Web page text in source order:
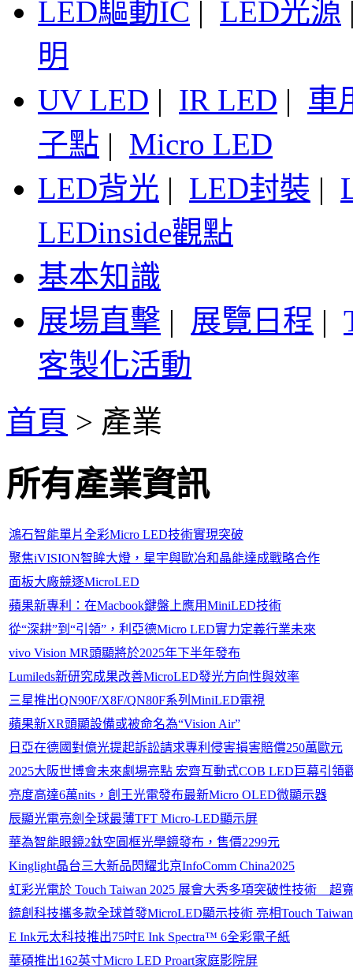
LED驅動IC | LED光源
明
UV LED | IR LED | 車
子點 | Micro LED
LED背光 | LED封裝 |
LEDinside觀點
基本知識
展場直擊 | 展覽日程 |
客製化活動
首頁 > 產業
所有產業資訊
鴻石智能單片全彩Micro LED技術實現突破
聚焦iVISION智眸大燈，星宇與歐冶和晶能達成戰略合作
面板大廠競逐MicroLED
蘋果新專利：在Macbook鍵盤上應用MiniLED技術
從“深耕”到“引領”，利亞德Micro LED實力定義行業未來
vivo Vision MR頭顯將於2025年下半年發布
Lumileds新研究成果改善MicroLED發光方向性與效率
三星推出QN90F/X8F/QN80F系列MiniLED電視
蘋果新XR頭顯設備或被命名為“Vision Air”
日亞在德國對億光提起訴訟請求專利侵害損害賠償250萬歐元
2025大阪世博會未來劇場亮點 宏齊互動式COB LED巨幕引領
亮度高達6萬nits，創王光電發布最新Micro OLED微顯示器
辰顯光電亮劍全球最薄TFT Micro-LED顯示屏
華為智能眼鏡2鈦空圓框光學鏡發布，售價2299元
Kinglight晶台三大新品閃耀北京InfoComm China2025
虹彩光電於 Touch Taiwan 2025 展會大秀多項突破性技術 超
錼創科技攜多款全球首發MicroLED顯示技術 亮相Touch
E Ink元太科技推出75吋E Ink Spectra™ 6全彩電子紙
華碩推出162英寸Micro LED Proart家庭影院屏